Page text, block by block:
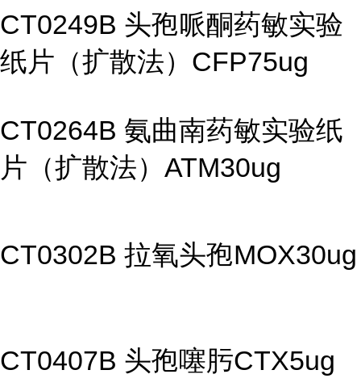
CT0249B 头孢哌酮药敏实验
纸片（扩散法）CFP75ug
CT0264B 氨曲南药敏实验纸
片（扩散法）ATM30ug
CT0302B 拉氧头孢MOX30ug
CT0407B 头孢噻肟CTX5ug